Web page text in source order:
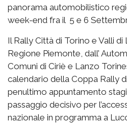
panorama automobilistico
week-end fra il 5 e 6
Il Rally Città di Torino e Valli
Regione Piemonte, dall’
Comuni di Ciriè e Lanzo
calendario della Coppa Rally
penultimo appuntamento
passaggio decisivo per
nazionale in programma a